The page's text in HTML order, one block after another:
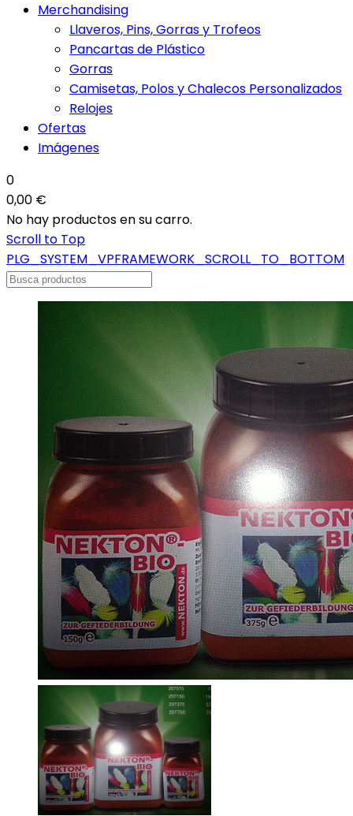
Merchandising
Llaveros, Pins, Gorras y Trofeos
Pancartas de Plástico
Gorras
Camisetas, Polos y Chalecos Personalizados
Relojes
Ofertas
Imágenes
0
0,00 €
No hay productos en su carro.
Scroll to Top
PLG_SYSTEM_VPFRAMEWORK_SCROLL_TO_BOTTOM